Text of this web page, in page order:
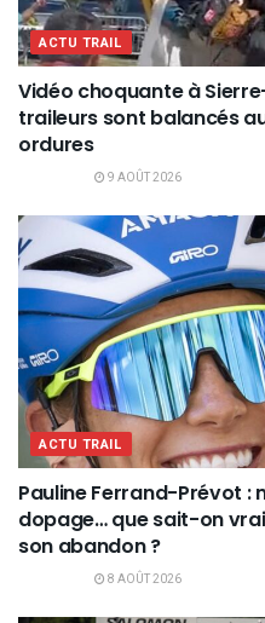
ACTU TRAIL
Vidéo choquante à
traileurs sont balancés
ordures
9 AOÛT 2026
ACTU TRAIL
Pauline Ferrand-Prévot :
dopage… que sait-on
son abandon ?
8 AOÛT 2026